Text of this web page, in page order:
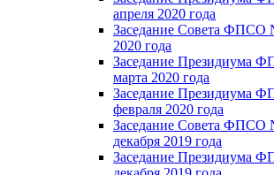
апреля 2020 года
Заседание Совета ФПСО
2020 года
Заседание Президиума
марта 2020 года
Заседание Президиума
февраля 2020 года
Заседание Совета ФПСО
декабря 2019 года
Заседание Президиума